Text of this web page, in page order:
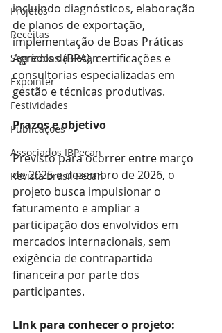
Projetos
Receitas
Segredos da Pecan
Expointer
Festividades
Publicações
Associados IBPecan
Revista Brasil Pecan
incluindo diagnósticos, elaboração
de planos de exportação,
implementação de Boas Práticas
Agrícolas (BPA), certificações e
consultorias especializadas em
gestão e técnicas produtivas.
Prazos e objetivo
Previsto para ocorrer entre março
de 2025 e dezembro de 2026, o
projeto busca impulsionar o
faturamento e ampliar a
participação dos envolvidos em
mercados internacionais, sem
exigência de contrapartida
financeira por parte dos
participantes.
LInk para conhecer o projeto: